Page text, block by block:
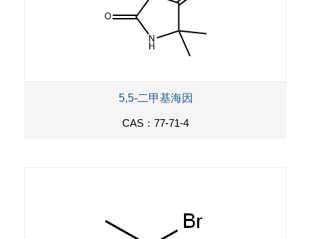
5,5-二甲基海因
CAS：77-71-4